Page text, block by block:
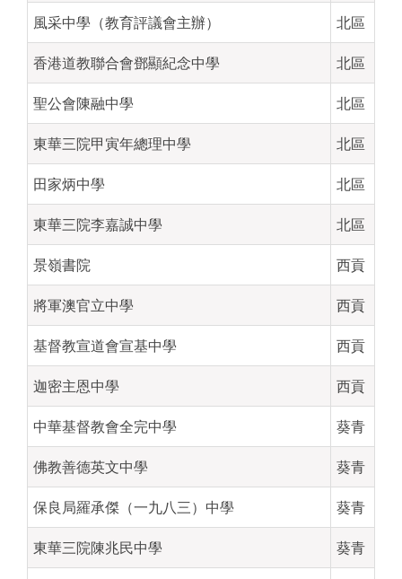
風采中學（教育評議會主辦） 北區
香港道教聯合會鄧顯紀念中學 北區
聖公會陳融中學 北區
東華三院甲寅年總理中學 北區
田家炳中學 北區
東華三院李嘉誠中學 北區
景嶺書院 西貢
將軍澳官立中學 西貢
基督教宣道會宣基中學 西貢
迦密主恩中學 西貢
中華基督教會全完中學 葵青
佛教善德英文中學 葵青
保良局羅承傑（一九八三）中學 葵青
東華三院陳兆民中學 葵青